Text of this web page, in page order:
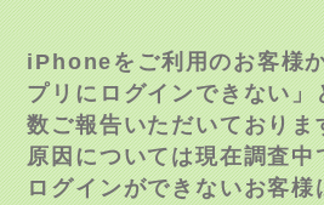
iPhoneをご利用のお客様
プリにログインできない」
数ご報告いただいておりま
原因については現在調査中
ログインができないお客様